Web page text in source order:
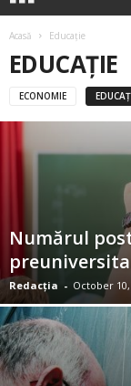
Acasă Educație
EDUCAȚIE
ECONOMIE
Numărul
Redacția - October 10,